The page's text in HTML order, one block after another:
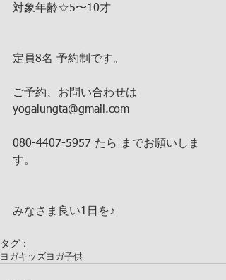
対象年齢☆5〜10才
定員8名 予約制です。
ご予約、お問い合わせは
yogalungta@gmail.com
080-4407-5957 たら までお願いしま
す。
みなさま良い1日を♪
タグ：
ヨガキッズヨガ子供